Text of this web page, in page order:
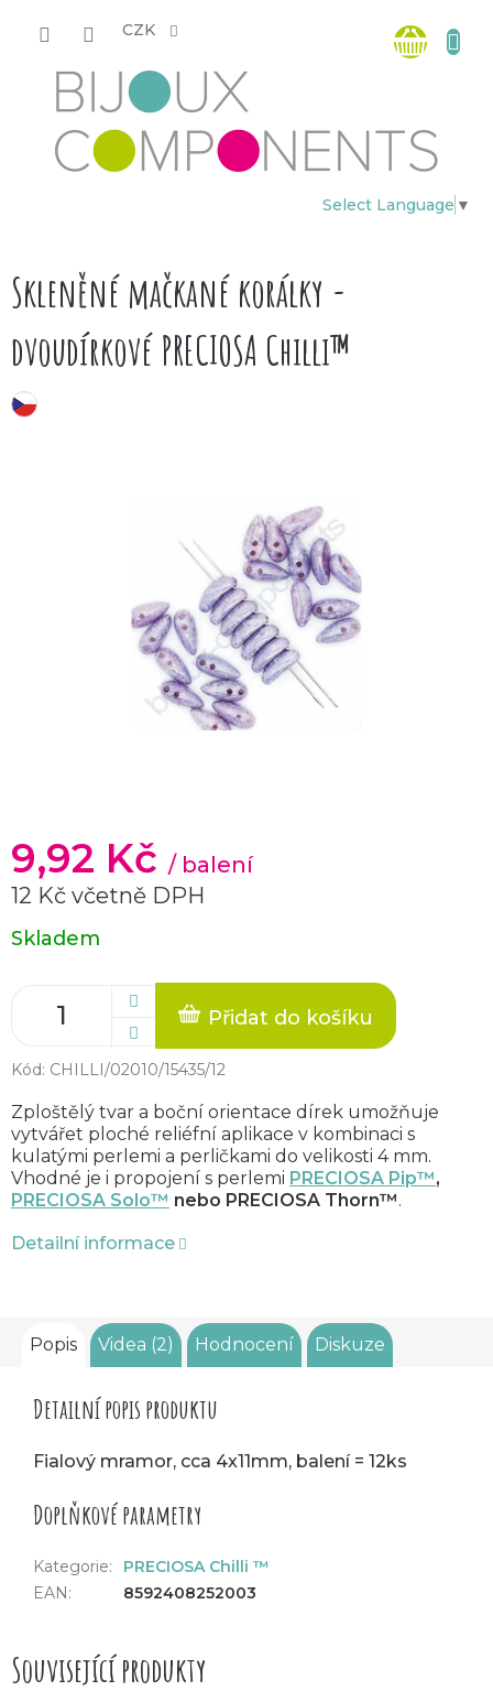
CZK
Select Language ▼
košík
Skleněné mačkané korálky -
dvoudírkové PRECIOSA Chilli™
9,92 Kč / balení
12 Kč včetně DPH
Měrná
cena:
Skladem
Přidat do košíku
Kód: CHILLI/02010/15435/12
Zploštělý tvar a boční orientace dírek umožňuje
vytvářet ploché reliéfní aplikace v kombinaci s
kulatými perlemi a perličkami do velikosti 4 mm.
Vhodné je i propojení s perlemi PRECIOSA Pip™,
PRECIOSA Solo™ nebo PRECIOSA Thorn™.
Detailní informace
Popis Videa (2) Hodnocení Diskuze
Detailní popis produktu
Fialový mramor, cca 4x11mm, balení = 12ks
Doplňkové parametry
Kategorie:
PRECIOSA Chilli ™
EAN: 8592408252003
Související produkty